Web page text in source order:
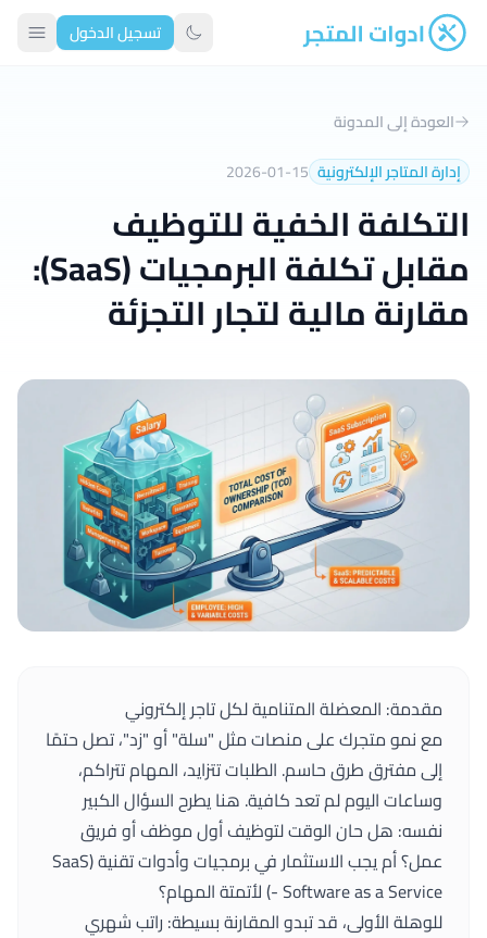
ادوات المتجر تبديل الوضع الداكن
تسجيل الدخول
العودة إلى المدونة
إدارة المتاجر الإلكترونية 2026-01-15
التكلفة الخفية للتوظيف
مقابل تكلفة البرمجيات (SaaS):
مقارنة مالية لتجار التجزئة
مقدمة: المعضلة المتنامية لكل تاجر إلكتروني
مع نمو متجرك على منصات مثل "سلة" أو "زد"، تصل حتمًا
إلى مفترق طرق حاسم. الطلبات تتزايد، المهام تتراكم،
وساعات اليوم لم تعد كافية. هنا يطرح السؤال الكبير
نفسه: هل حان الوقت لتوظيف أول موظف أو فريق
عمل؟ أم يجب الاستثمار في برمجيات وأدوات تقنية (SaaS
- Software as a Service) لأتمتة المهام؟
للوهلة الأولى، قد تبدو المقارنة بسيطة: راتب شهري